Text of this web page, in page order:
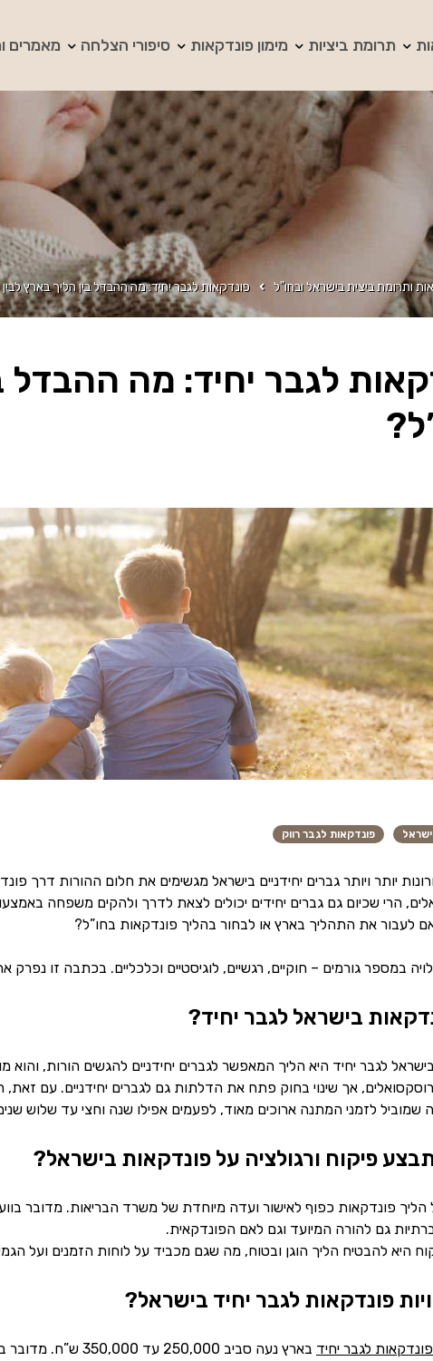
תרומת ביציות מימון פונדקאות סיפורי הצלחה מאמרים
ותרומת ביצית בישראל ובחו"ל פונדקאות לגבר יחיד: מה ההבדל בין הליך בארץ
לגבר יחיד: מה ההבדל
פונדקאות לגבר רווק
יותר ויותר גברים יחידניים בישראל מגשימים את חלום ההורות
הרי שכיום גם גברים יחידים יכולים לצאת לדרך ולהקים משפחה
לעבור את התהליך בארץ או לבחור בהליך פונדקאות בחו”ל?
במספר גורמים – חוקיים, רגשיים, לוגיסטיים וכלכליים. בכתבה זו נפרק
בישראל לגבר יחיד?
אך שינוי בחוק פתח את הדלתות גם לגברים יחידניים. עם
שמוביל לזמני המתנה ארוכים מאוד, לפעמים אפילו שנה וחצי עד שלוש
פיקוח ורגולציה על פונדקאות בישראל?
הליך פונדקאות כפוף לאישור ועדה מיוחדת של משרד הבריאות. מדובר
גם להורה המיועד וגם לאם הפונדקאית.
היא להבטיח הליך הוגן ובטוח, מה שגם מכביד על לוחות הזמנים ועל
פונדקאות לגבר יחיד בישראל?
פונדקאות לגבר יחיד
בארץ נעה סביב